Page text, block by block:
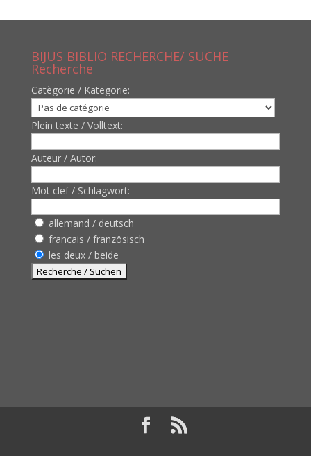
BIJUS BIBLIO RECHERCHE/ SUCHE
Recherche
Catègorie / Kategorie:
Plein texte / Volltext:
Auteur / Autor:
Mot clef / Schlagwort:
allemand / deutsch
francais / französisch
les deux / beide